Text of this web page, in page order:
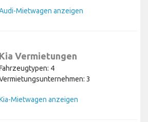
Mietwagen anzeigen
Kia Vermietungen
4
3
Mietwagen anzeigen